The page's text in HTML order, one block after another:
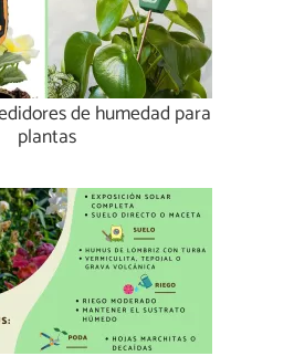
de humedad para
plantas